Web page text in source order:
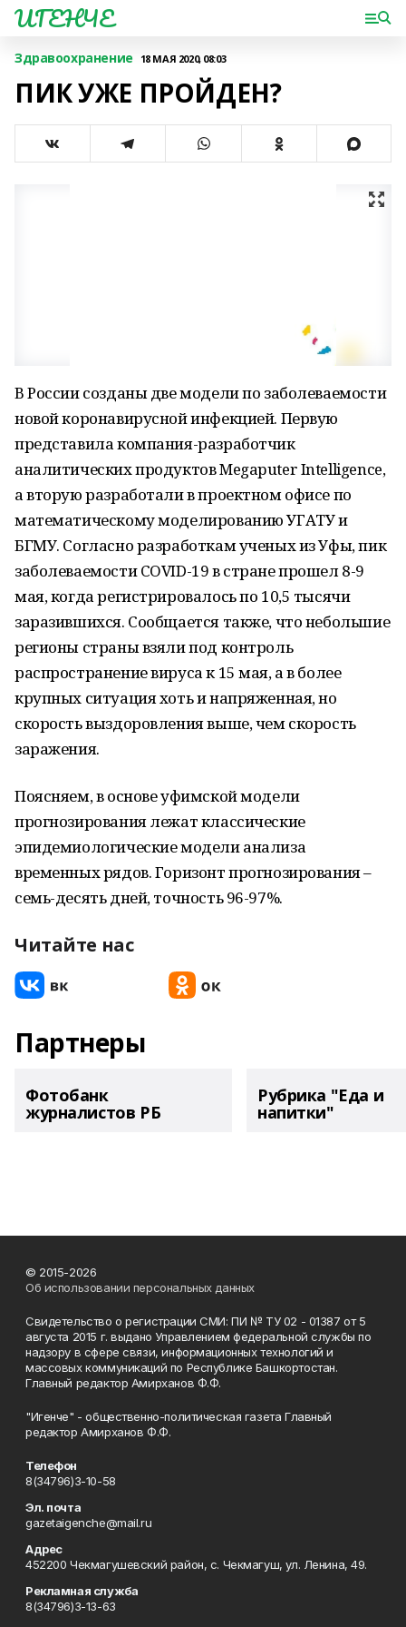
ИГЕНЧЕ
Здравоохранение 18 МАЯ 2020, 08:03
ПИК УЖЕ ПРОЙДЕН?
В России созданы две модели по заболеваемости
новой коронавирусной инфекцией. Первую
представила компания-разработчик
аналитических продуктов Megaputer Intelligence,
а вторую разработали в проектном офисе по
математическому моделированию УГАТУ и
БГМУ. Согласно разработкам ученых из Уфы, пик
заболеваемости COVID-19 в стране прошел 8-9
мая, когда регистрировалось по 10,5 тысячи
заразившихся. Сообщается также, что небольшие
регионы страны взяли под контроль
распространение вируса к 15 мая, а в более
крупных ситуация хоть и напряженная, но
скорость выздоровления выше, чем скорость
заражения.
Поясняем, в основе уфимской модели
прогнозирования лежат классические
эпидемиологические модели анализа
временных рядов. Горизонт прогнозирования –
семь-десять дней, точность 96-97%.
Читайте нас
Партнеры
Фотобанк
журналистов РБ
Рубрика "Еда и
напитки"
© 2015-2026
Об использовании персональных данных
Свидетельство о регистрации СМИ: ПИ № ТУ 02 - 01387 от 5
августа 2015 г. выдано Управлением федеральной службы по
надзору в сфере связи, информационных технологий и
массовых коммуникаций по Республике Башкортостан.
Главный редактор Амирханов Ф.Ф.
"Игенче" - общественно-политическая газета Главный
редактор Амирханов Ф.Ф.
Телефон
8(34796)3-10-58
Эл. почта
gazetaigenche@mail.ru
Адрес
452200 Чекмагушевский район, с. Чекмагуш, ул. Ленина, 49.
Рекламная служба
8(34796)3-13-63